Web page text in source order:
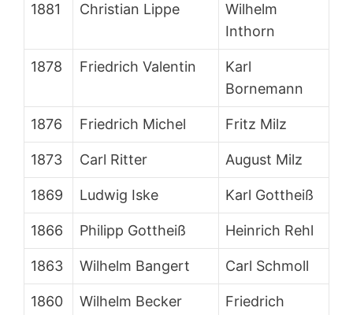
1881 Christian Lippe
Wilhelm
Inthorn
1878 Friedrich Valentin
Karl
Bornemann
1876 Friedrich Michel Fritz Milz
1873 Carl Ritter August Milz
1869 Ludwig Iske Karl Gottheiß
1866 Philipp Gottheiß Heinrich Rehl
1863 Wilhelm Bangert Carl Schmoll
1860 Wilhelm Becker
Friedrich